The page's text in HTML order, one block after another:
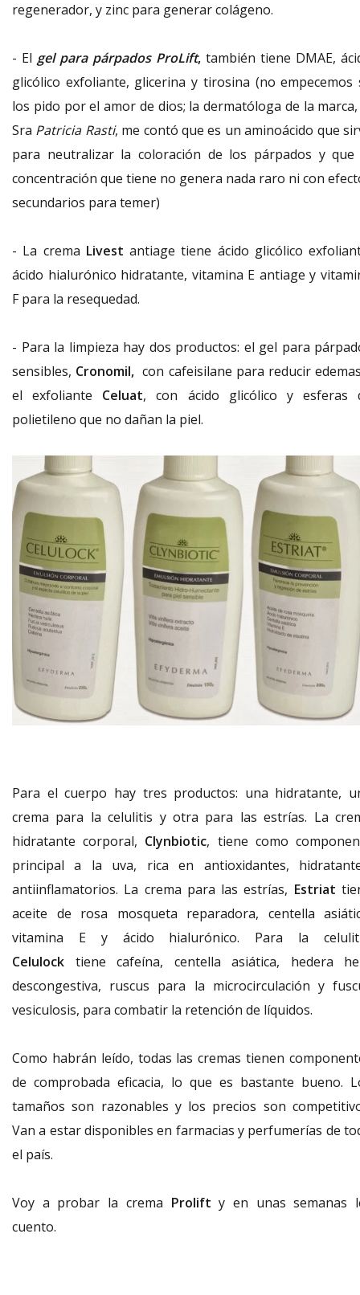
regenerador, y zinc para generar colágeno.
- El gel para párpados ProLift, también tiene DMAE,
glicólico exfoliante, glicerina y tirosina (no empecemos
los pido por el amor de dios; la dermatóloga de la
Sra Patricia Rasti, me contó que es un aminoácido que
para neutralizar la coloración de los párpados y que
concentración que tiene no genera nada raro ni con
secundarios para temer)
- La crema Livest antiage tiene ácido glicólico
ácido hialurónico hidratante, vitamina E antiage y
F para la resequedad.
- Para la limpieza hay dos productos: el gel para
sensibles, Cronomil, con cafeisilane para reducir
el exfoliante Celuat, con ácido glicólico y esferas
polietileno que no dañan la piel.
Para el cuerpo hay tres productos: una hidratante,
crema para la celulitis y otra para las estrías. La
hidratante corporal, Clynbiotic, tiene como
principal a la uva, rica en antioxidantes,
antiinflamatorios. La crema para las estrías, Estriat
aceite de rosa mosqueta reparadora, centella
vitamina E y ácido hialurónico. Para la
Celulock tiene cafeína, centella asiática, hedera
descongestiva, ruscus para la microcirculación y
vesiculosis, para combatir la retención de líquidos.
Como habrán leído, todas las cremas tienen
de comprobada eficacia, lo que es bastante bueno.
tamaños son razonables y los precios son
Van a estar disponibles en farmacias y perfumerías de
el país.
Voy a probar la crema Prolift y en unas semanas
cuento.